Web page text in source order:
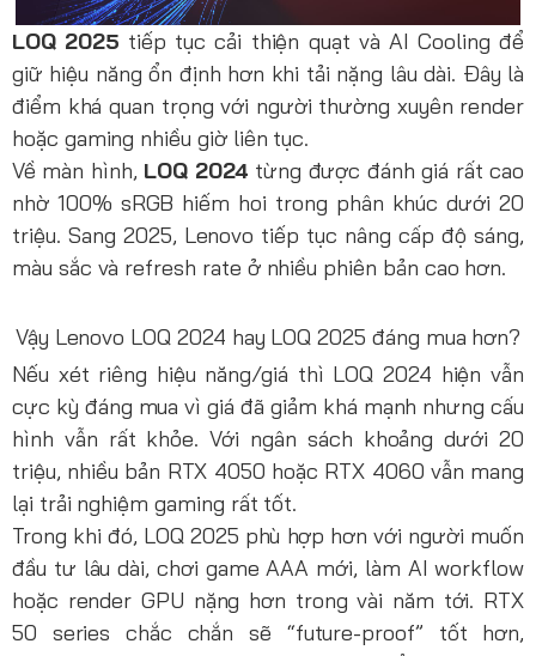
LOQ 2025 tiếp tục cải thiện quạt và AI Cooling để
giữ hiệu năng ổn định hơn khi tải nặng lâu dài. Đây là
điểm khá quan trọng với người thường xuyên render
hoặc gaming nhiều giờ liên tục.
Về màn hình, LOQ 2024 từng được đánh giá rất cao
nhờ 100% sRGB hiếm hoi trong phân khúc dưới 20
triệu. Sang 2025, Lenovo tiếp tục nâng cấp độ sáng,
màu sắc và refresh rate ở nhiều phiên bản cao hơn.
Vậy Lenovo LOQ 2024 hay LOQ 2025 đáng mua hơn?
Nếu xét riêng hiệu năng/giá thì LOQ 2024 hiện vẫn
cực kỳ đáng mua vì giá đã giảm khá mạnh nhưng cấu
hình vẫn rất khỏe. Với ngân sách khoảng dưới 20
triệu, nhiều bản RTX 4050 hoặc RTX 4060 vẫn mang
lại trải nghiệm gaming rất tốt.
Trong khi đó, LOQ 2025 phù hợp hơn với người muốn
đầu tư lâu dài, chơi game AAA mới, làm AI workflow
hoặc render GPU nặng hơn trong vài năm tới. RTX
50 series chắc chắn sẽ “future-proof” tốt hơn,